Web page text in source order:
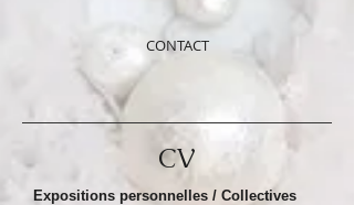
CONTACT
CV
Expositions personnelles / Collectives